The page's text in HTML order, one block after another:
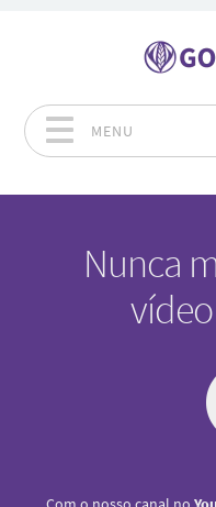
MENU
Nunca